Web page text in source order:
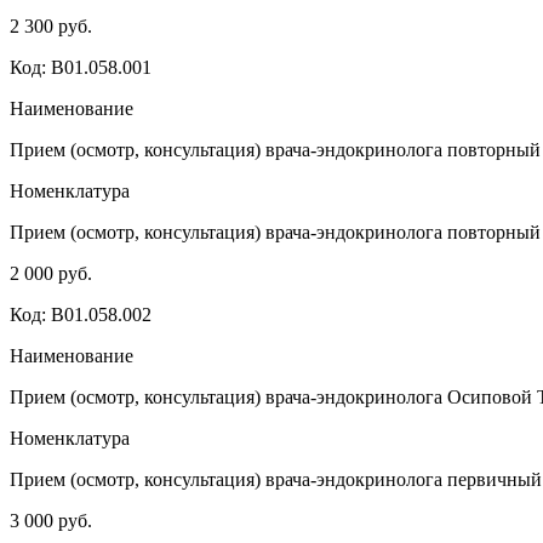
2 300 руб.
Код: B01.058.001
Наименование
Прием (осмотр, консультация) врача-эндокринолога повторный
Номенклатура
Прием (осмотр, консультация) врача-эндокринолога повторный
2 000 руб.
Код: B01.058.002
Наименование
Прием (осмотр, консультация) врача-эндокринолога Осиповой
Номенклатура
Прием (осмотр, консультация) врача-эндокринолога первичный
3 000 руб.